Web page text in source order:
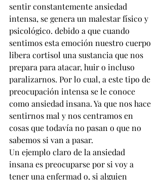
sentir constantemente ansiedad
intensa, se genera un malestar físico y
psicológico. debido a que cuando
sentimos esta emoción nuestro cuerpo
libera cortisol una sustancia que nos
prepara para atacar, huir o incluso
paralizarnos. Por lo cual, a este tipo de
preocupación intensa se le conoce
como ansiedad insana. Ya que nos hace
sentirnos mal y nos centramos en
cosas que todavía no pasan o que no
sabemos si van a pasar.
Un ejemplo claro de la ansiedad
insana es preocuparse por si voy a
tener una enfermad o, si alguien